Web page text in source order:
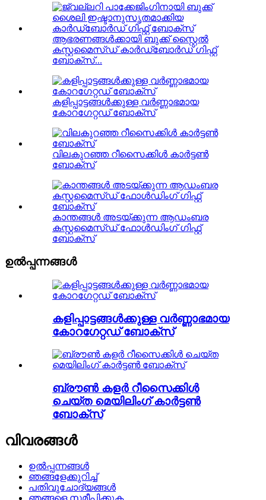
ആഭരണങ്ങൾക്കായി ബുക്ക് സ്റ്റൈൽ
കസ്റ്റമൈസ്ഡ് കാർഡ്ബോർഡ് ഗിഫ്റ്റ്
ബോക്സ്...
കളിപ്പാട്ടങ്ങൾക്കുള്ള വർണ്ണാഭമായ
കോറഗേറ്റഡ് ബോക്സ്
വിലകുറഞ്ഞ റീസൈക്കിൾ കാർട്ടൺ
ബോക്സ്
കാന്തങ്ങൾ അടയ്ക്കുന്ന ആഡംബര
കസ്റ്റമൈസ്ഡ് ഫോൾഡിംഗ് ഗിഫ്റ്റ്
ബോക്സ്
ഉൽപ്പന്നങ്ങൾ
കളിപ്പാട്ടങ്ങൾക്കുള്ള വർണ്ണാഭമായ
കോറഗേറ്റഡ് ബോക്സ്
ബ്രൗൺ കളർ റീസൈക്കിൾ
ചെയ്ത മെയിലിംഗ് കാർട്ടൺ
ബോക്സ്
വിവരങ്ങൾ
ഉൽപ്പന്നങ്ങൾ
ഞങ്ങളേക്കുറിച്ച്
പതിവുചോദ്യങ്ങൾ
ഞങ്ങളെ സമീപിക്കുക